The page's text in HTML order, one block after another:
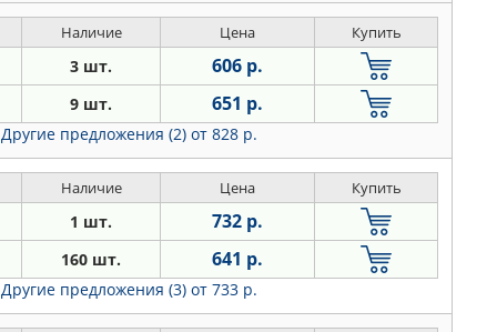
Наличие Цена Купить
3 шт. 606 р.
9 шт. 651 р.
Другие предложения (2) от 828 р.
Наличие Цена Купить
1 шт. 732 р.
160 шт. 641 р.
Другие предложения (3) от 733 р.